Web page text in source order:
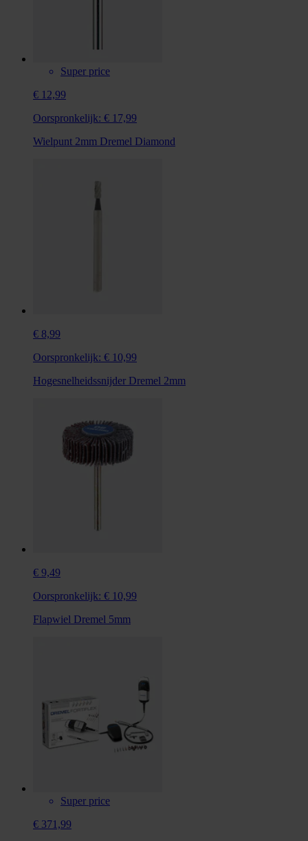
Super price
€ 12,99
Oorspronkelijk: € 17,99
Wielpunt 2mm Dremel Diamond
€ 8,99
Oorspronkelijk: € 10,99
Hogesnelheidssnijder Dremel 2mm
€ 9,49
Oorspronkelijk: € 10,99
Flapwiel Dremel 5mm
Super price
€ 371,99